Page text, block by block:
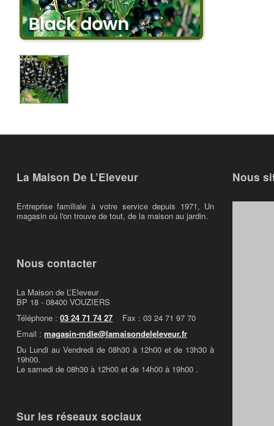
La Maison De L’Eleveur
Entreprise familiale à votre service depuis 1971, Un
magasin où l'on trouve de tout, de la maison au jardin.
Nous contacter
La Maison de L’Eleveur
BP 18 - 08400 VOUZIERS
Téléphone : 03 24 71 74 27 Fax : 03 24 71 97 70
Email : magasin-mdle@lamaisondeleleveur.fr
Du Lundi au Vendredi de 08h30 à 12h00 et de 13h30 à
19h00.
Le samedi de 08h30 à 12h00 et de 14h00 à 19h00 .
Sur les réseaux sociaux
Nous